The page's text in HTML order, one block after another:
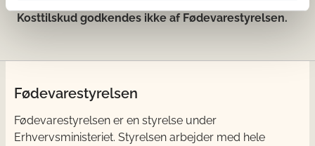
Kosttilskud godkendes ikke af Fødevarestyrelsen.
Fødevarestyrelsen
Fødevarestyrelsen er en styrelse under
Erhvervsministeriet. Styrelsen arbejder med hele